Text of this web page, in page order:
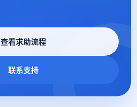
查看求助流程
联系支持